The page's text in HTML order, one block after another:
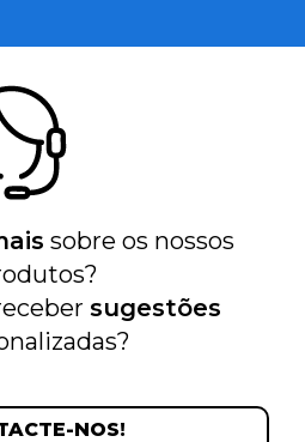
sobre os nossos
sugestões
NOS!